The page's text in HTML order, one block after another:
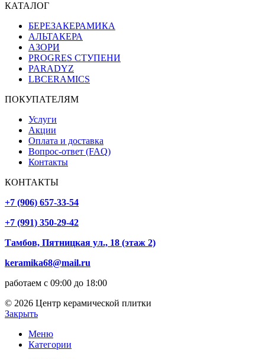
КАТАЛОГ
БЕРЕЗАКЕРАМИКА
АЛЬТАКЕРА
АЗОРИ
PROGRES СТУПЕНИ
PARADYZ
LBCERAMICS
ПОКУПАТЕЛЯМ
Услуги
Акции
Оплата и доставка
Вопрос-ответ (FAQ)
Контакты
КОНТАКТЫ
+7 (906) 657-33-54
+7 (991) 350-29-42
Тамбов, Пятницкая ул., 18 (этаж 2)
keramika68@mail.ru
работаем с 09:00 до 18:00
© 2026 Центр керамической плитки
Закрыть
Меню
Категории